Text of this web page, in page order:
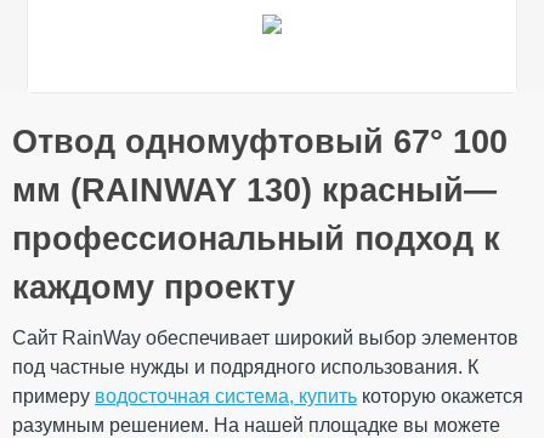
Общие характеристики
Тип системы
130/100 мм
Материал
ПВХ (PVC-U)
Технология
производства
Литье
Размеры
Вес
Габариты
мм
Количество в
упаковке
20 шт
Дополнительные характеристики
Оставьте свой отзыв
Ваше имя
Ваш отзыв
Отвод одномуфтовый 67° 100
мм (RAINWAY 130) красный—
профессиональный подход к
каждому проекту
Сайт RainWay обеспечивает широкий выбор элементов
под частные нужды и подрядного использования. К
примеру водосточная система, купить которую окажется
разумным решением. На нашей площадке вы можете